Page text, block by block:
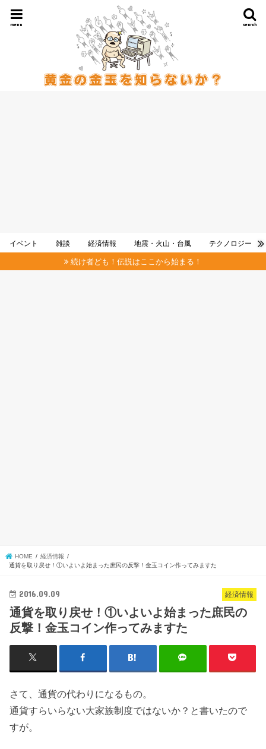
search
menu
イベント 雑談 経済情報 地震・火山・台風 テクノロジー
続け者ども！伝説はここから始まる！
HOME
経済情報
通貨を取り戻せ！①いよいよ始まった庶民の反撃！金玉コイン作ってみますた
経済情報
2016.09.09
通貨を取り戻せ！①いよいよ始まった庶民の
反撃！金玉コイン作ってみますた
さて、通貨の代わりになるもの。
通貨すらいらない大家族制度ではないか？と書いたので
すが。